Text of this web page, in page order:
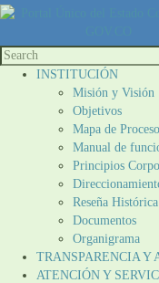
INSTITUCIÓN
Misión y Visión
Objetivos
Mapa de
Manual de
Principios
Reseña Histórica
Documentos
Organigrama
TRANSPARENCIA Y
ATENCIÓN Y